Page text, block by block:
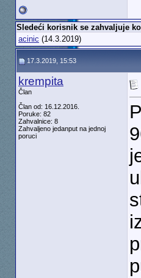
Sledeći korisnik se zahvaljuje
acinic (14.3.2019)
17.3.2019, 15:53
krempita
Član
Član od: 16.12.2016.
Poruke: 82
Zahvalnice: 8
Zahvaljeno jedanput na jednoj
poruci